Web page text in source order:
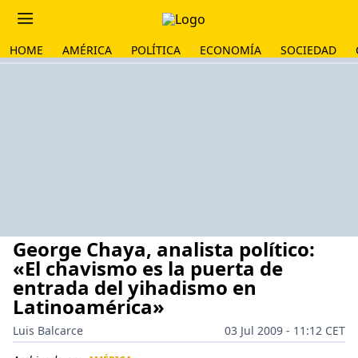
HOME AMÉRICA POLÍTICA ECONOMÍA SOCIEDAD
George Chaya, analista político:
«El chavismo es la puerta de
entrada del yihadismo en
Latinoamérica»
Luis Balcarce
03 Jul 2009 - 11:12 CET